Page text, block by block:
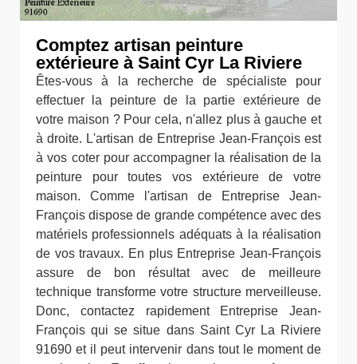
Comptez artisan peinture
extérieure à Saint Cyr La Riviere
Êtes-vous à la recherche de spécialiste pour
effectuer la peinture de la partie extérieure de
votre maison ? Pour cela, n'allez plus à gauche et
à droite. L'artisan de Entreprise Jean-François est
à vos coter pour accompagner la réalisation de la
peinture pour toutes vos extérieure de votre
maison. Comme l'artisan de Entreprise Jean-
François dispose de grande compétence avec des
matériels professionnels adéquats à la réalisation
de vos travaux. En plus Entreprise Jean-François
assure de bon résultat avec de meilleure
technique transforme votre structure merveilleuse.
Donc, contactez rapidement Entreprise Jean-
François qui se situe dans Saint Cyr La Riviere
91690 et il peut intervenir dans tout le moment de